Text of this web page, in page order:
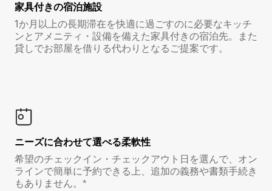
家具付き⁠の宿⁠泊⁠施⁠設
1か月以上の長期滞在を快適に過ごすのに必要なキッチ
ンとアメニティ・設備を備えた家具付きの宿泊先。また
貸しでお部屋を借りる代わりとなるご提案です。
ニーズに合わせて選べる柔軟性
希望のチェックイン・チェックアウト日を選んで、オン
ラインで簡単に予約できる上、追加の義務や書類手続き
もありません。*